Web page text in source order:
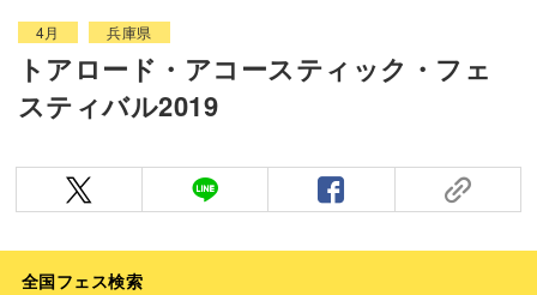
4月 兵庫県
トアロード・アコースティック・フェ
スティバル2019
全国フェス検索